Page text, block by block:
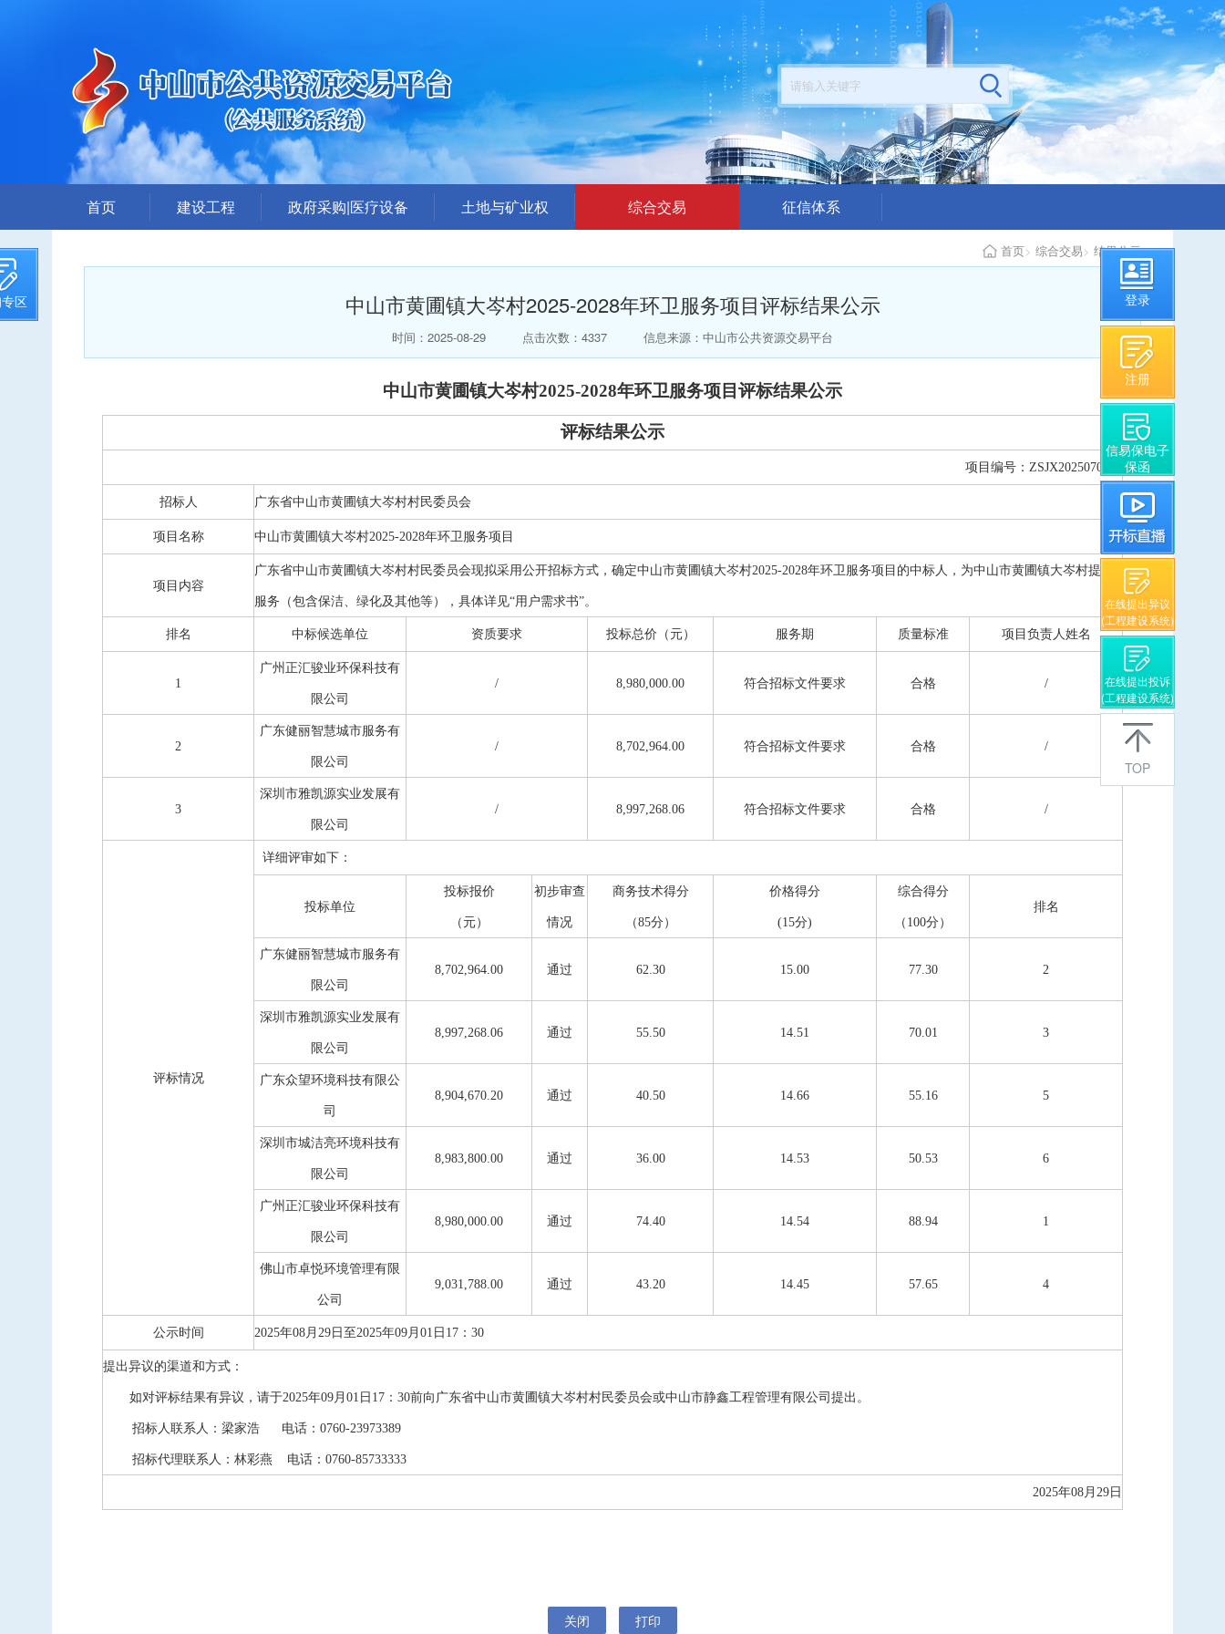
区 登录
注册
信易保电子
保函
在线提出异议
(工程建设系统)
在线提出投诉
(工程建设系统)
TOP
首页 建设工程
招标文件提前公示
评标结果公示
项目公告
招投标公开信息
政府采购|医疗设备
答疑、更正公告
中标公告
采购需求公示
土地与矿业权
结果公布
楼面地价出价（模拟）
总价出价（模拟）
综合交易
交易答疑澄清
结果公示
中标公告
拍卖公告
拍卖结果公告
其他公告
延期公告
国有资产交易公告
征信体系
中介代理机构从业情况
首页> 综合交易> 结果公示
中山市黄圃镇大岑村2025-2028年环卫服务项目评标结果公示
时间：2025-08-29 点击次数：4337 信息来源：中山市公共资源交易平台
中山市黄圃镇大岑村2025-2028年环卫服务项目评标结果公示
评标结果公示
项目编号：ZSJX2025070901
招标人 广东省中山市黄圃镇大岑村村民委员会
项目名称 中山市黄圃镇大岑村2025-2028年环卫服务项目
项目内容
广东省中山市黄圃镇大岑村村民委员会现拟采用公开招标方式，确定中山市黄圃镇大岑村2025-2028年环卫服务项目的中标人，为中山市黄圃镇大岑村提供
服务（包含保洁、绿化及其他等），具体详见“用户需求书”。
排名 中标候选单位 资质要求 投标总价 （元） 服务期 质量标准 项目负责人姓名
1
广州正汇骏业环保科技有
限公司
/ 8,980,000.00 符合招标文件要求 合格 /
2
广东健丽智慧城市服务有
限公司
/ 8,702,964.00 符合招标文件要求 合格 /
3
深圳市雅凯源实业发展有
限公司
/ 8,997,268.06 符合招标文件要求 合格 /
评标情况
详细评审如下：
投标单位
投标报价
（元）
初步审查
情况
商务技术得分
（85分）
价格得分
(15分)
综合得分
（100分）
排名
广东健丽智慧城市服务有
限公司
8,702,964.00 通过 62.30 15.00 77.30 2
深圳市雅凯源实业发展有
限公司
8,997,268.06 通过 55.50 14.51 70.01 3
广东众望环境科技有限公
司
8,904,670.20 通过 40.50 14.66 55.16 5
深圳市城洁亮环境科技有
限公司
8,983,800.00 通过 36.00 14.53 50.53 6
广州正汇骏业环保科技有
限公司
8,980,000.00 通过 74.40 14.54 88.94 1
佛山市卓悦环境管理有限
公司
9,031,788.00 通过 43.20 14.45 57.65 4
公示时间 2025年08月 29 日至2025年09月 01 日17 ： 30
提出异议的渠道和方式：
如对评标结果有异议，请于2025年09月 01 日17：30前向 广东省中山市黄圃镇大岑村村民委员会或中山市静鑫工程管理有限公司 提出 。
招标人联系人 ：梁家浩 电话 ：0760-23973389
招标代理联系人：林彩燕 电话： 0760-85733333
2025年08月 29 日
关闭 打印